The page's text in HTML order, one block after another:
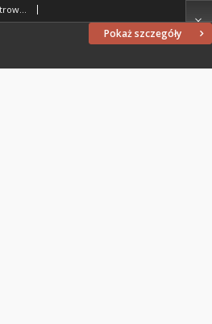
Pokaż szczegóły
Bluszcz : pismo tygodniowe ilustrowane dla kobiet, 1907 R. 43, nr 14